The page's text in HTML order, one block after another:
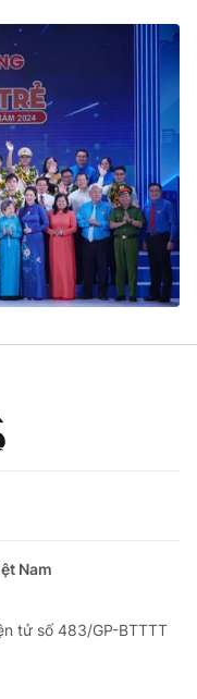
Nam
tử số 483/GP-BTTTT